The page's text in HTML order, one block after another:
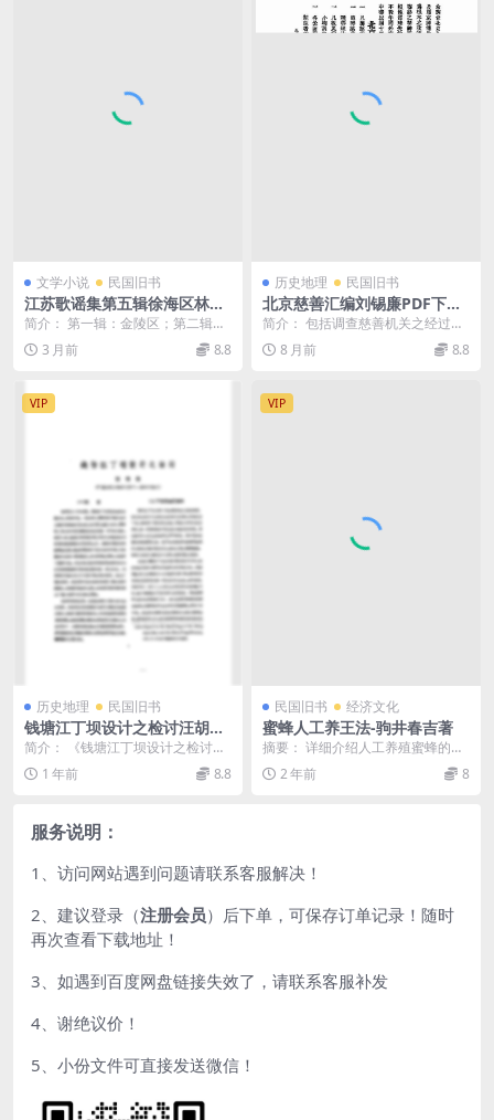
文学小说 民国旧书
江苏歌谣集第五辑徐海区林宗
礼,钱佐元PDF下载
简介： 第一辑：金陵区；第二辑：
苏常区；第三辑：沪海区；第四
辑：淮扬区；第五辑：...
3 月前 8.8
历史地理 民国旧书
北京慈善汇编刘锡廉PDF下载,
民国北京慈善研究史料
简介： 包括调查慈善机关之经过，
北京慈善事业调查表，北京内外城
慈善机关一览表，北...
8 月前 8.8
VIP
历史地理 民国旧书
钱塘江丁坝设计之检讨汪胡桢
PDF下载,钱塘江丁坝治理研究
史料
简介： 《钱塘江丁坝设计之检讨》
是汪胡桢先生撰写的一篇非常重要
的水利工程论文。这...
1 年前 8.8
VIP
民国旧书 经济文化
蜜蜂人工养王法-驹井春吉著
摘要： 详细介绍人工养殖蜜蜂的方
法，书末附：交尾法邮送法 截图：
服务说明： （...
2 年前 8
服务说明：
1、访问网站遇到问题请联系客服解决！
2、建议登录（注册会员）后下单，可保存订单记录！随时
再次查看下载地址！
3、如遇到百度网盘链接失效了，请联系客服补发
4、谢绝议价！
5、小份文件可直接发送微信！